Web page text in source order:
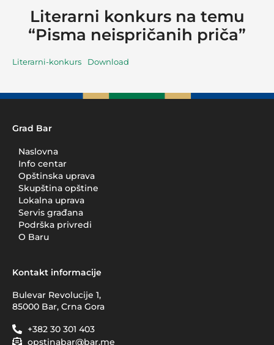
Literarni konkurs na temu
“Pisma neispričanih priča”
Literarni-konkurs Download
Grad Bar
Naslovna
Info centar
Opštinska uprava
Skupština opštine
Lokalna uprava
Servis građana
Podrška privredi
O Baru
Kontakt informacije
Bulevar Revolucije 1,
85000 Bar, Crna Gora
+382 30 301 403
opstinabar@bar.me